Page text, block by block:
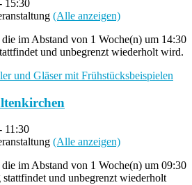
15:30
(Alle anzeigen)
im Abstand von 1 Woche(n) um 14:30
und unbegrenzt wiederholt wird.
11:30
(Alle anzeigen)
im Abstand von 1 Woche(n) um 09:30
und unbegrenzt wiederholt